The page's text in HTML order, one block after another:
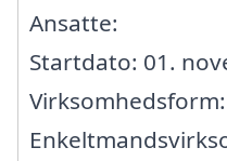
Ansatte:
Startdato: 01.
Virksomhedsform: